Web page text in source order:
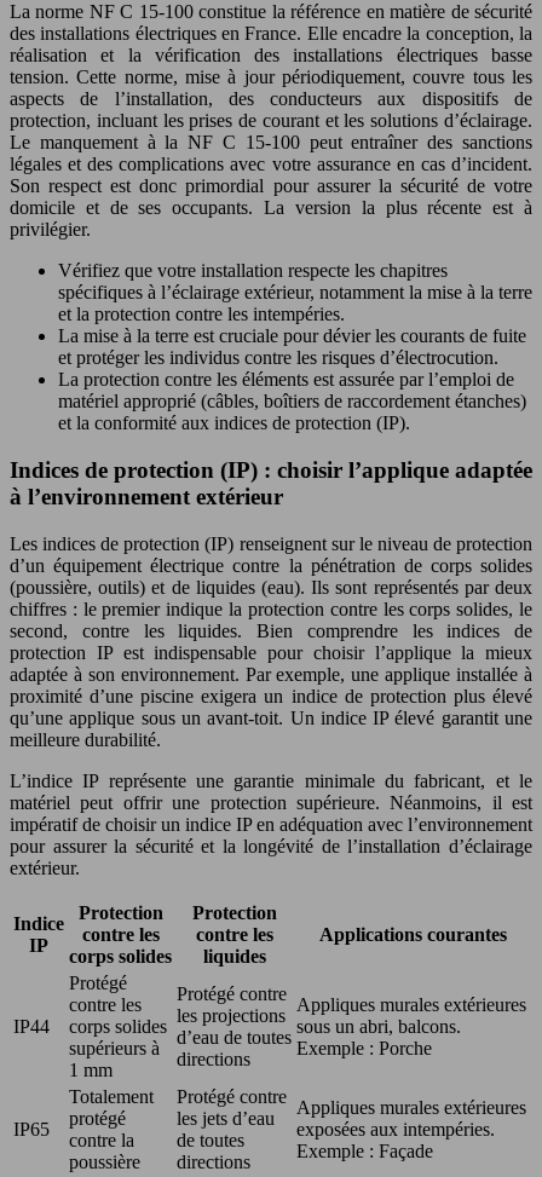
La norme NF C 15-100 constitue la référence en matière de sécurité
des installations électriques en France. Elle encadre la conception, la
réalisation et la vérification des installations électriques basse
tension. Cette norme, mise à jour périodiquement, couvre tous les
aspects de l’installation, des conducteurs aux dispositifs de
protection, incluant les prises de courant et les solutions d’éclairage.
Le manquement à la NF C 15-100 peut entraîner des sanctions
légales et des complications avec votre assurance en cas d’incident.
Son respect est donc primordial pour assurer la sécurité de votre
domicile et de ses occupants. La version la plus récente est à
privilégier.
Vérifiez que votre installation respecte les chapitres
spécifiques à l’éclairage extérieur, notamment la mise à la terre
et la protection contre les intempéries.
La mise à la terre est cruciale pour dévier les courants de fuite
et protéger les individus contre les risques d’électrocution.
La protection contre les éléments est assurée par l’emploi de
matériel approprié (câbles, boîtiers de raccordement étanches)
et la conformité aux indices de protection (IP).
Indices de protection (IP) : choisir l’applique adaptée
à l’environnement extérieur
Les indices de protection (IP) renseignent sur le niveau de protection
d’un équipement électrique contre la pénétration de corps solides
(poussière, outils) et de liquides (eau). Ils sont représentés par deux
chiffres : le premier indique la protection contre les corps solides, le
second, contre les liquides. Bien comprendre les indices de
protection IP est indispensable pour choisir l’applique la mieux
adaptée à son environnement. Par exemple, une applique installée à
proximité d’une piscine exigera un indice de protection plus élevé
qu’une applique sous un avant-toit. Un indice IP élevé garantit une
meilleure durabilité.
L’indice IP représente une garantie minimale du fabricant, et le
matériel peut offrir une protection supérieure. Néanmoins, il est
impératif de choisir un indice IP en adéquation avec l’environnement
pour assurer la sécurité et la longévité de l’installation d’éclairage
extérieur.
Indice
IP
Protection
contre les
corps solides
Protection
contre les
liquides
Applications courantes
IP44
Protégé
contre les
corps solides
supérieurs à
1 mm
Protégé contre
les projections
d’eau de toutes
directions
Appliques murales extérieures
sous un abri, balcons.
Exemple : Porche
IP65
Totalement
protégé
contre la
poussière
Protégé contre
les jets d’eau
de toutes
directions
Appliques murales extérieures
exposées aux intempéries.
Exemple : Façade